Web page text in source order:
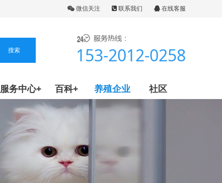
微信关注 联系我们 在线客服
153-2012-0258
服务中心+ 百科+ 养殖企业 社区